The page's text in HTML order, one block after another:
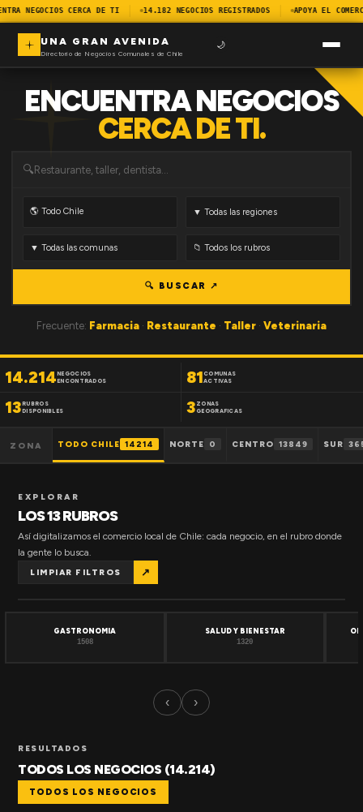
NEGOCIOS CERCA DE TI 14.182 NEGOCIOS REGISTRADOS APOYA EL
UNA GRAN AVENIDA
Directorio de Negocios Comunales de Chile
🌙
ENCUENTRA NEGOCIOS
CERCA DE TI.
🔍
🔍 BUSCAR ↗
Frecuente: Farmacia · Restaurante · Taller · Veterinaria
14.214NEGOCIOS
ENCONTRADOS
81 COMUNAS
ACTIVAS
13RUBROS
DISPONIBLES
3 ZONAS
GEOGRAFICAS
ZONA TODO CHILE 14214 NORTE 0 CENTRO 13849 SUR
EXPLORAR
LOS 13 RUBROS
Así digitalizamos el comercio local de Chile: cada negocio, en el rubro donde
la gente lo busca.
LIMPIAR FILTROS ↗
GASTRONOMIA
1508
SALUD Y BIENESTAR
1320
‹ ›
RESULTADOS
TODOS LOS NEGOCIOS (14.214)
TODOS LOS NEGOCIOS